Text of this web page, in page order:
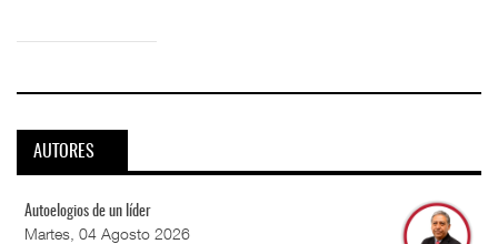
AUTORES
Autoelogios de un líder
Martes, 04 Agosto 2026